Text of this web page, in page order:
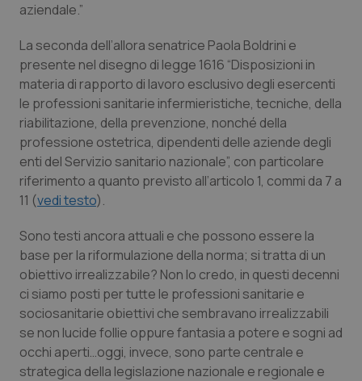
aziendale.”
La seconda dell’allora senatrice Paola Boldrini e
presente nel disegno di legge 1616 “Disposizioni in
materia di rapporto di lavoro esclusivo degli esercenti
le professioni sanitarie infermieristiche, tecniche, della
riabilitazione, della prevenzione, nonché della
professione ostetrica, dipendenti delle aziende degli
enti del Servizio sanitario nazionale”, con particolare
riferimento a quanto previsto all’articolo 1, commi da 7 a
11 (vedi testo).
Sono testi ancora attuali e che possono essere la
base per la riformulazione della norma; si tratta di un
obiettivo irrealizzabile? Non lo credo, in questi decenni
ci siamo posti per tutte le professioni sanitarie e
sociosanitarie obiettivi che sembravano irrealizzabili
se non lucide follie oppure fantasia a potere e sogni ad
occhi aperti…oggi, invece, sono parte centrale e
strategica della legislazione nazionale e regionale e
PHPSESSID
PHP.net